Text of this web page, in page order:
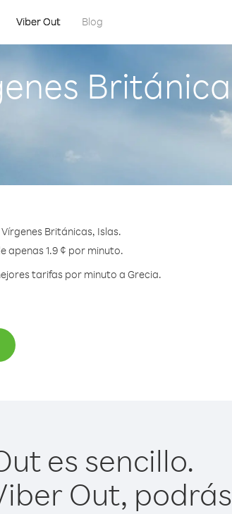
Viber Out Blog
Británicas, Islas.
apenas 1.9 ¢ por minuto.
tarifas por minuto a Grecia.
es sencillo.
Out,